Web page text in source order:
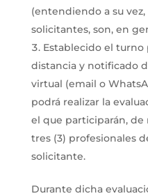
(entendiendo a su
solicitantes, son, en
Establecido el turno
distancia y notificado
virtual (email o
podrá realizar la
el que participarán, de
tres (3) profesionales
solicitante.
Durante dicha